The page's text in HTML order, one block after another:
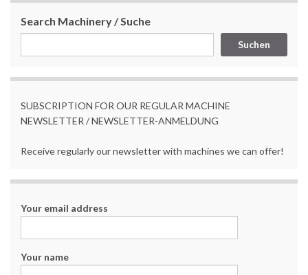
Search Machinery / Suche
Suchen
SUBSCRIPTION FOR OUR REGULAR MACHINE
NEWSLETTER / NEWSLETTER-ANMELDUNG
Receive regularly our newsletter with machines we can offer!
Your email address
Your name